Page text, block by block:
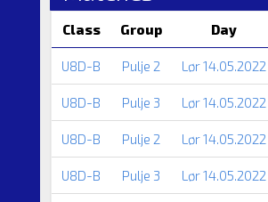
Class Group Day
U8D-B Pulje 2 Lør 14.05.2022
U8D-B Pulje 3 Lør 14.05.2022
U8D-B Pulje 2 Lør 14.05.2022
U8D-B Pulje 3 Lør 14.05.2022